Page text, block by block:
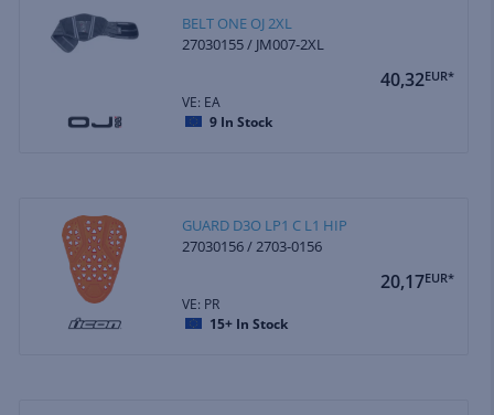
BELT ONE OJ 2XL
27030155 / JM007-2XL
40,32EUR*
VE: EA
9 In Stock
GUARD D3O LP1 C L1 HIP
27030156 / 2703-0156
20,17EUR*
VE: PR
15+ In Stock